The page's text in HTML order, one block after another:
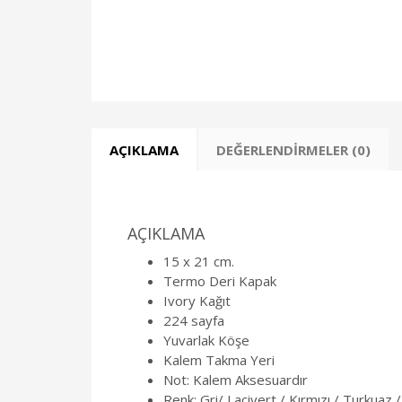
AÇIKLAMA DEĞERLENDIRMELER (0)
AÇIKLAMA
15 x 21 cm.
Termo Deri Kapak
Ivory Kağıt
224 sayfa
Yuvarlak Köşe
Kalem Takma Yeri
Not: Kalem Aksesuardır